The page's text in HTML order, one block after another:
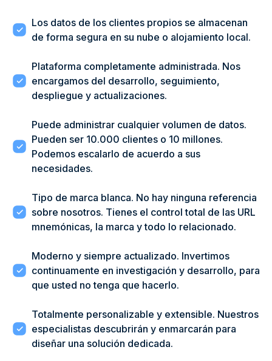
Los datos de los clientes propios se almacenan
de forma segura en su nube o alojamiento local.
Plataforma completamente administrada. Nos
encargamos del desarrollo, seguimiento,
despliegue y actualizaciones.
Puede administrar cualquier volumen de datos.
Pueden ser 10.000 clientes o 10 millones.
Podemos escalarlo de acuerdo a sus
necesidades.
Tipo de marca blanca. No hay ninguna referencia
sobre nosotros. Tienes el control total de las URL
mnemónicas, la marca y todo lo relacionado.
Moderno y siempre actualizado. Invertimos
continuamente en investigación y desarrollo, para
que usted no tenga que hacerlo.
Totalmente personalizable y extensible. Nuestros
especialistas descubrirán y enmarcarán para
diseñar una solución dedicada.